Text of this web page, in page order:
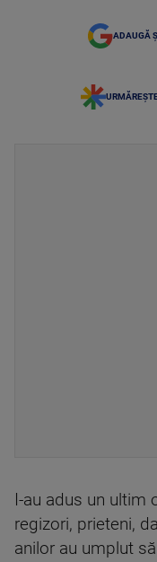
ADAUGĂ
I-au adus un
regizori, prieteni,
anilor au umplut